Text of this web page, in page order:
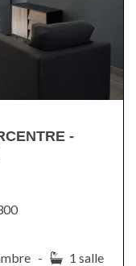
-
-
1 salle